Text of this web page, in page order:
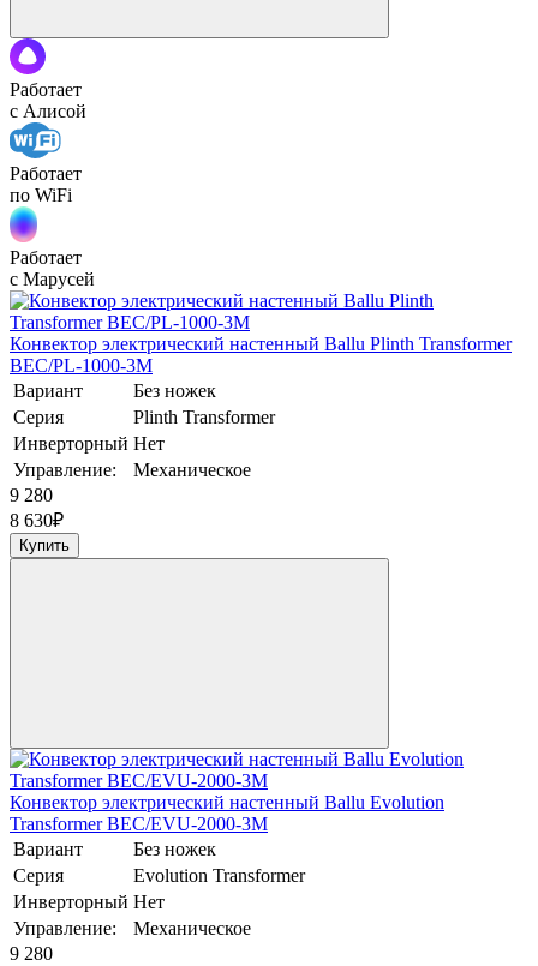
Работает
с Алисой
Работает
по WiFi
Работает
с Марусей
Конвектор электрический настенный Ballu Plinth Transformer
BEC/PL-1000-3M
Вариант
Без ножек
Серия
Plinth Transformer
Инверторный Нет
Управление:
Механическое
9 280
8 630₽
Купить
Конвектор электрический настенный Ballu Evolution
Transformer BEC/EVU-2000-3M
Вариант
Без ножек
Серия
Evolution Transformer
Инверторный Нет
Управление:
Механическое
9 280